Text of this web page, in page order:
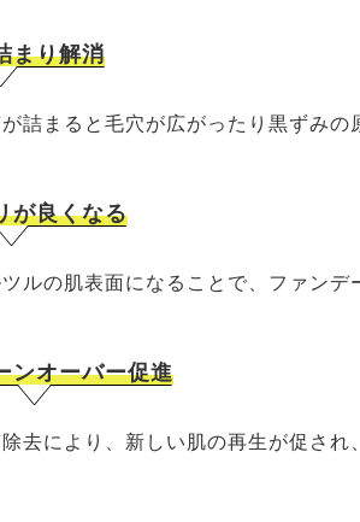
まり解消
まると毛穴が広がったり黒ずみの
が良くなる
の肌表面になることで、ファンデ
ンオーバー促進
により、新しい肌の再生が促され